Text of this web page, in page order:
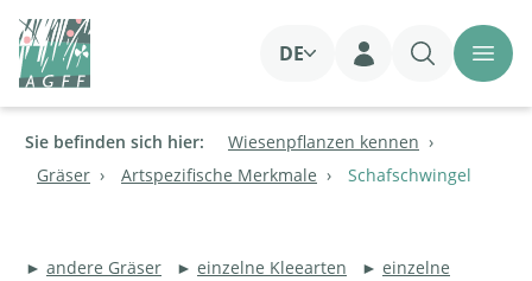
DE
Login
Sie befinden sich hier:
Wiesenpflanzen kennen
Gräser
Artspezifische Merkmale Schafschwingel
► andere Gräser ► einzelne Kleearten ► einzelne